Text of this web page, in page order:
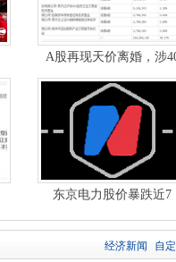
A股再现天价离婚，涉
亿市值股票！长春高
东京电力股价暴跌近7
成、债台高筑，恐到
经济新闻 自